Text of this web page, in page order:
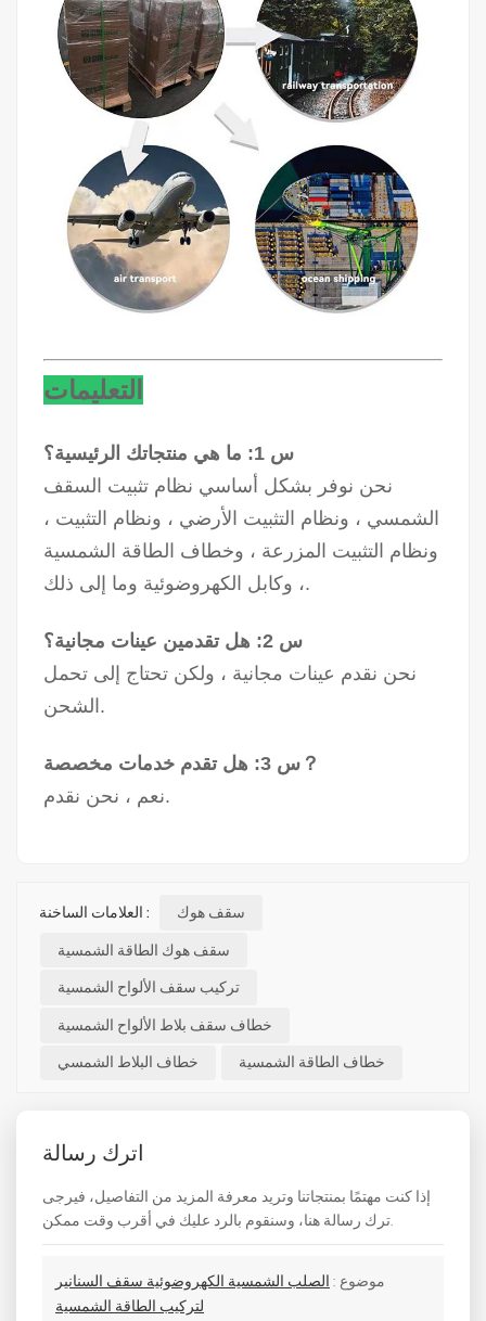
التعليمات
س 1: ما هي منتجاتك الرئيسية؟
نحن نوفر بشكل أساسي نظام تثبيت السقف
الشمسي ، ونظام التثبيت الأرضي ، ونظام التثبيت ،
ونظام التثبيت المزرعة ، وخطاف الطاقة الشمسية
، وكابل الكهروضوئية وما إلى ذلك.
س 2: هل تقدمين عينات مجانية؟
نحن نقدم عينات مجانية ، ولكن تحتاج إلى تحمل
الشحن.
س 3: هل تقدم خدمات مخصصة？
نعم ، نحن نقدم.
العلامات الساخنة : سقف هوك
سقف هوك الطاقة الشمسية
تركيب سقف الألواح الشمسية
خطاف سقف بلاط الألواح الشمسية
خطاف البلاط الشمسي خطاف الطاقة الشمسية
اترك رسالة
إذا كنت مهتمًا بمنتجاتنا وتريد معرفة المزيد من التفاصيل، فيرجى
ترك رسالة هنا، وسنقوم بالرد عليك في أقرب وقت ممكن.
موضوع : الصلب الشمسية الكهروضوئية سقف السنانير
لتركيب الطاقة الشمسية